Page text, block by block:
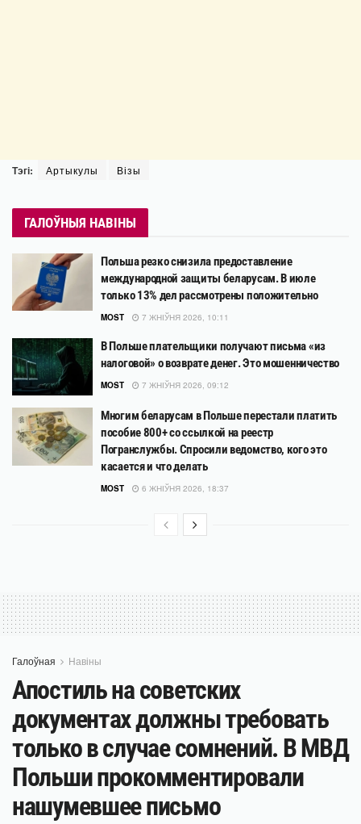
Тэгі: Артыкулы Візы
ГАЛОЎНЫЯ НАВІНЫ
Польша резко снизила предоставление
международной защиты беларусам. В июле
только 13% дел рассмотрены положительно
MOST 7 ЖНІЎНЯ 2026, 10:11
В Польше плательщики получают письма «из
налоговой» о возврате денег. Это мошенничество
MOST 7 ЖНІЎНЯ 2026, 09:12
Многим беларусам в Польше перестали платить
пособие 800+ со ссылкой на реестр
Погранслужбы. Спросили ведомство, кого это
касается и что делать
MOST 6 ЖНІЎНЯ 2026, 18:37
Галоўная Навіны
Апостиль на советских
документах должны требовать
только в случае сомнений. В МВД
Польши прокомментировали
нашумевшее письмо